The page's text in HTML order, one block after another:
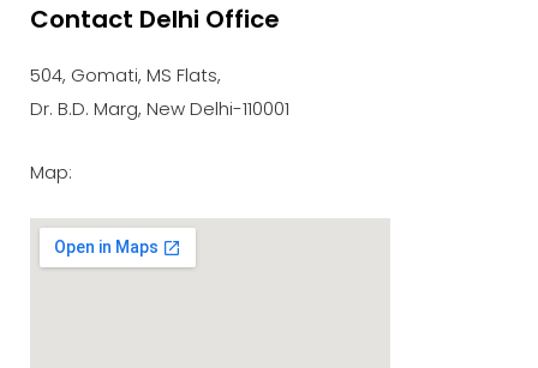
Contact Delhi Office
504, Gomati, MS Flats,
Dr. B.D. Marg, New Delhi-110001
Map: